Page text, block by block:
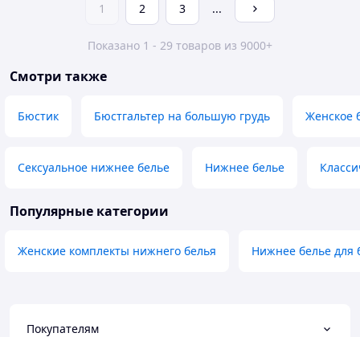
1 2 3 ...
Показано 1 - 29 товаров из 9000+
Смотри также
Бюстик Бюстгальтер на большую грудь Женское
Сексуальное нижнее белье Нижнее белье
Популярные категории
Женские комплекты нижнего белья Нижнее белье
Покупателям